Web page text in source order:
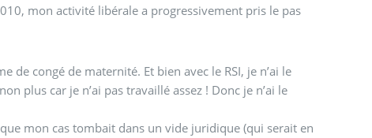
mon activité libérale a progressivement pris le pas
de congé de maternité. Et bien avec le RSI, je n’ai le
plus car je n’ai pas travaillé assez ! Donc je n’ai le
mon cas tombait dans un vide juridique (qui serait en